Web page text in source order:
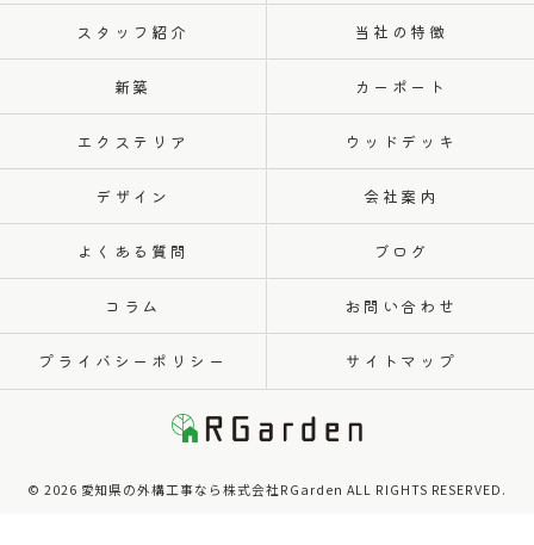
スタッフ紹介 当社の特徴
新築 カーポート
エクステリア ウッドデッキ
デザイン 会社案内
よくある質問 ブログ
コラム お問い合わせ
プライバシーポリシー サイトマップ
© 2026 愛知県の外構工事なら株式会社RGarden ALL RIGHTS RESERVED.